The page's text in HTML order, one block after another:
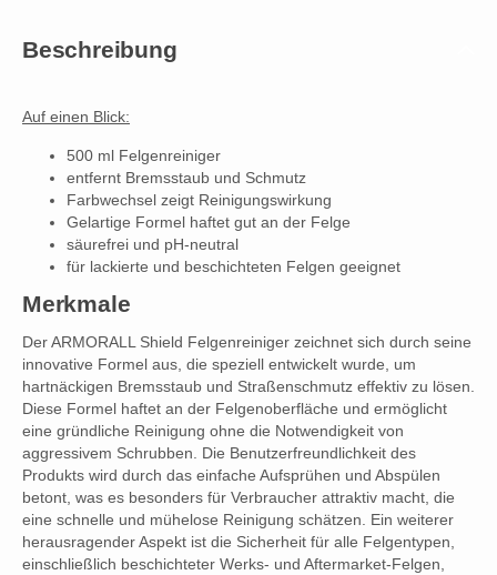
Beschreibung
Auf einen Blick:
500 ml Felgenreiniger
entfernt Bremsstaub und Schmutz
Farbwechsel zeigt Reinigungswirkung
Gelartige Formel haftet gut an der Felge
säurefrei und pH-neutral
für lackierte und beschichteten Felgen geeignet
Merkmale
Der ARMORALL Shield Felgenreiniger zeichnet sich durch seine
innovative Formel aus, die speziell entwickelt wurde, um
hartnäckigen Bremsstaub und Straßenschmutz effektiv zu lösen.
Diese Formel haftet an der Felgenoberfläche und ermöglicht
eine gründliche Reinigung ohne die Notwendigkeit von
aggressivem Schrubben. Die Benutzerfreundlichkeit des
Produkts wird durch das einfache Aufsprühen und Abspülen
betont, was es besonders für Verbraucher attraktiv macht, die
eine schnelle und mühelose Reinigung schätzen. Ein weiterer
herausragender Aspekt ist die Sicherheit für alle Felgentypen,
einschließlich beschichteter Werks- und Aftermarket-Felgen,